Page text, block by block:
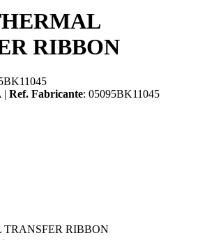
RIBBON
| Ref. Fabricante: 05095BK11045
RIBBON